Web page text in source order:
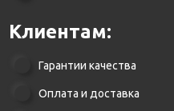
Клиентам:
Гарантии качества
Оплата и доставка